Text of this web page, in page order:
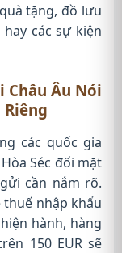
tặng, đồ lưu
các sự kiện
Châu Âu Nói
Riêng
các quốc gia
Séc đối mặt
cần nắm rõ.
nhập khẩu
hành, hàng
150 EUR sẽ